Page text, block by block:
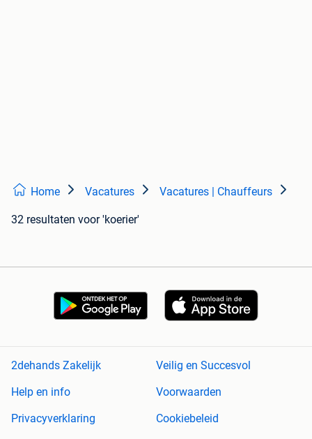
Home Vacatures Vacatures | Chauffeurs
32 resultaten voor 'koerier'
2dehands Zakelijk
Veilig en Succesvol
Help en info
Voorwaarden
Privacyverklaring
Cookiebeleid